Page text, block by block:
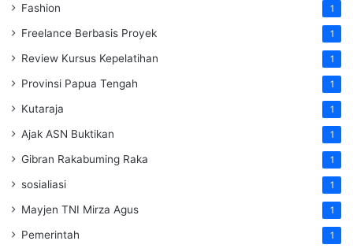
Fashion 1
Freelance Berbasis Proyek 1
Review Kursus Kepelatihan 1
Provinsi Papua Tengah 1
Kutaraja 1
Ajak ASN Buktikan 1
Gibran Rakabuming Raka 1
sosialiasi 1
Mayjen TNI Mirza Agus 1
Pemerintah 1